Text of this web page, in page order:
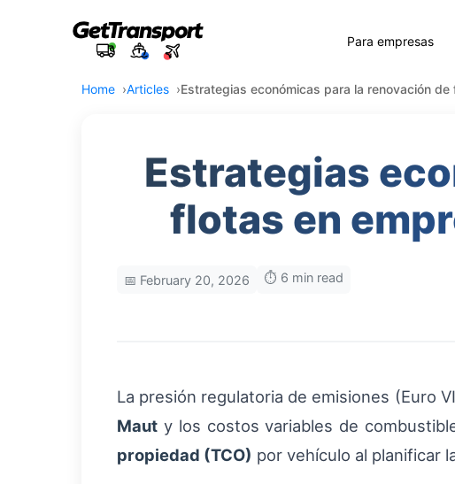
Para empresas
Home Articles Estrategias económicas para la renovación
Estrategias
flotas en
📅 February 20, 2026 ⏱️ 6 min read
La presión regulatoria de emisiones (Euro
Maut y los costos variables de
propiedad (TCO) por vehículo al planificar